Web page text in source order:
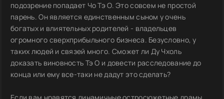
подозрение попадает Чо Тэ О. Это совсем не простой
парень. Он является единственным сыном у очень
богатых и влиятельных родителей - владельцев
огромного сверхприбыльного бизнеса. Безусловно, у
таких людей и связей много. Сможет ли Ду Чхоль
доказать виновность Тэ О и довести расследование до
конца или ему все-таки не дадут это сделать?